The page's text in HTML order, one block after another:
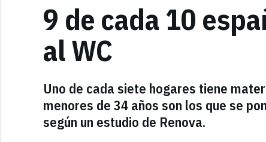
9 de cada 10
al WC
Uno de cada siete hogares tiene
menores de 34 años son los que se
según un estudio de Renova.